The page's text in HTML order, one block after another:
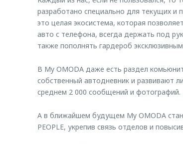
разработано специально для текущих
это целая экосистема, которая
авто с телефона, всегда держать под
также пополнять гардероб
В My OMODA даже есть раздел
собственный автодневник и развивают
среднем 2 000 сообщений и фотографий.
А в ближайшем будущем My OMODA
PEOPLE, укрепив связь отделов и